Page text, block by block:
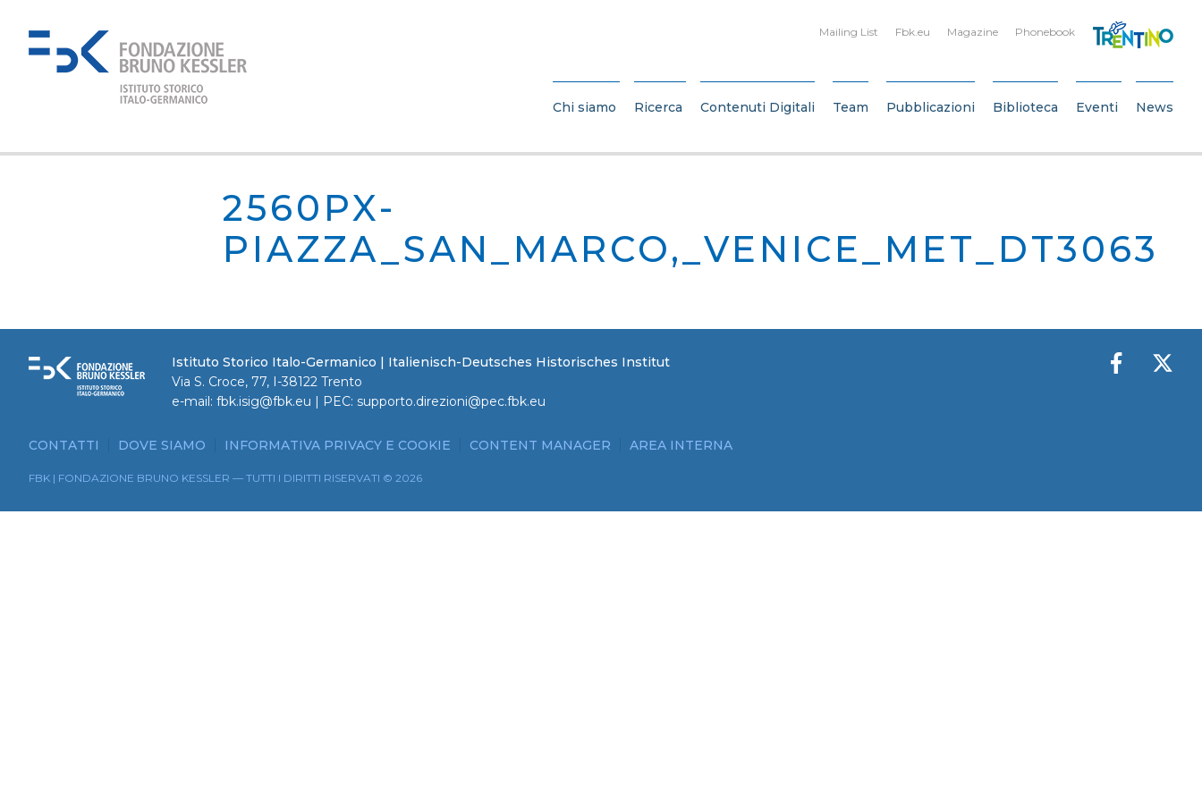
Mailing List Fbk.eu Magazine Phonebook
Chi siamo Ricerca Contenuti Digitali Team Pubblicazioni Biblioteca Eventi News
2560PX-
PIAZZA_SAN_MARCO,_VENICE_MET_DT3063
Istituto Storico Italo-Germanico | Italienisch-Deutsches Historisches Institut
Via S. Croce, 77, I-38122 Trento
e-mail: fbk.isig@fbk.eu | PEC: supporto.direzioni@pec.fbk.eu
CONTATTI DOVE SIAMO INFORMATIVA PRIVACY E COOKIE CONTENT MANAGER AREA INTERNA
FBK | FONDAZIONE BRUNO KESSLER — TUTTI I DIRITTI RISERVATI © 2026